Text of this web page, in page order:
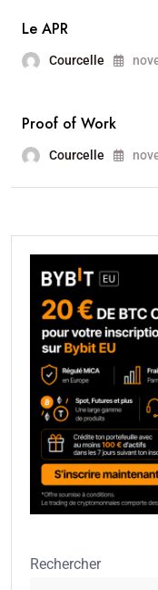
Le APR
Courcelle
Proof of Work
Courcelle
Rechercher